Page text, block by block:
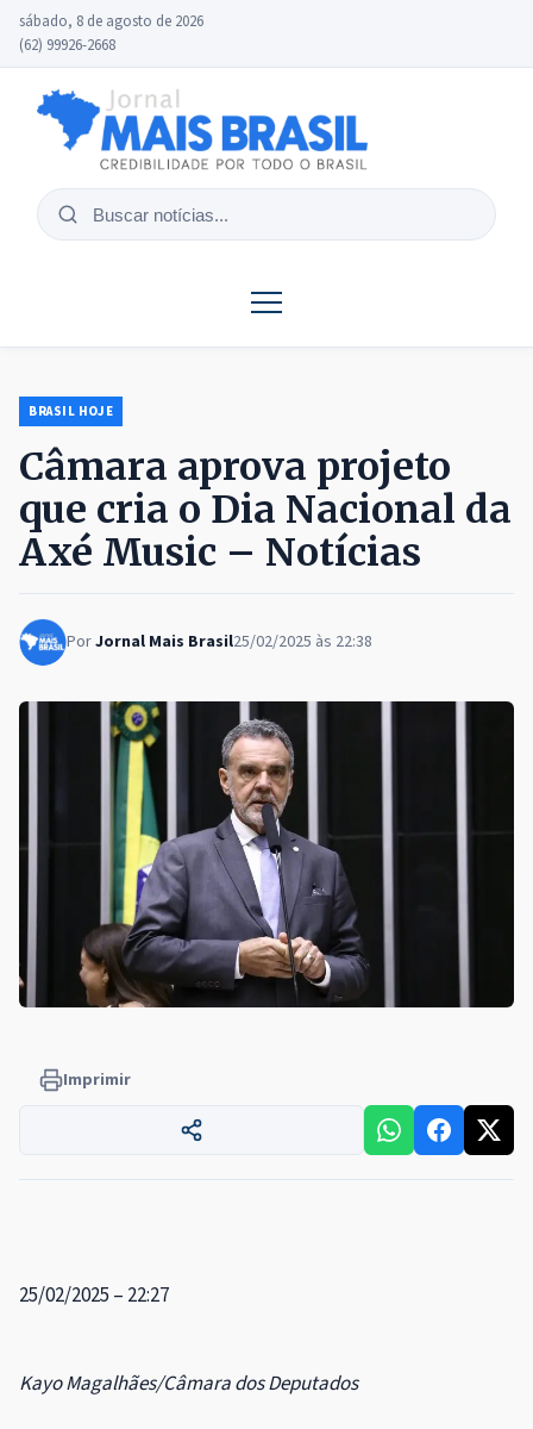
sábado, 8 de agosto de 2026
(62) 99926-2668
Buscar
BRASIL HOJE
Câmara aprova projeto
que cria o Dia Nacional da
Axé Music – Notícias
PorJornal Mais Brasil25/02/2025 às 22:38
Imprimir
25/02/2025 – 22:27
Kayo Magalhães/Câmara dos Deputados